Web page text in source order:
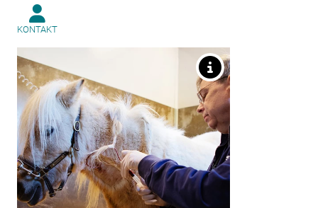
KONTAKT